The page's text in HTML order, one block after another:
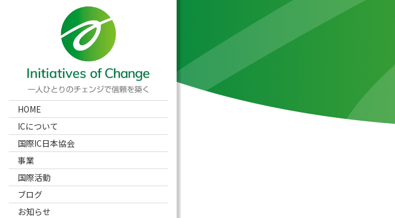
HOME
ICについて
国際IC日本協会
事業
国際活動
ブログ
お知らせ